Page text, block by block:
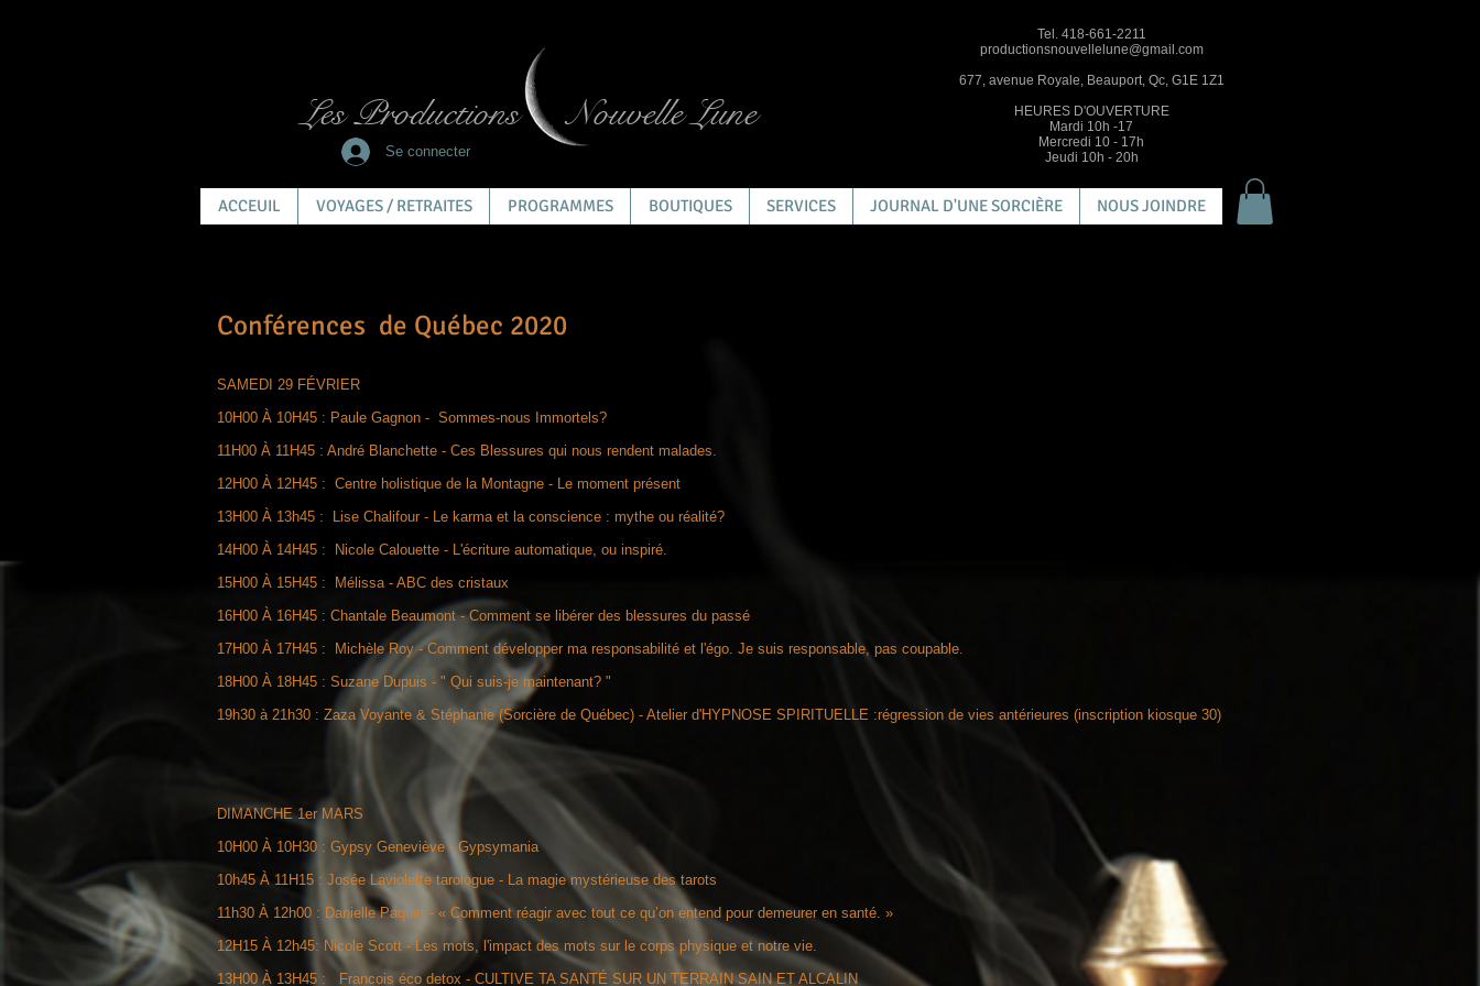
Les Productions Nouvelle Lune
Tel. 418-661-2211
productionsnouvellelune@gmail.com
677, avenue Royale, Beauport, Qc, G1E 1Z1
HEURES D'OUVERTURE
Mardi 10h -17
Mercredi 10 - 17h
Jeudi 10h - 20h
ACCEUIL VOYAGES / RETRAITES PROGRAMMES BOUTIQUES SERVICES JOURNAL D'UNE SORCIÈRE NOUS JOINDRE
Se connecter
Conférences de Québec 2020
SAMEDI 29 FÉVRIER
10H00 À 10H45 : Paule Gagnon - Sommes-nous Immortels?
11H00 À 11H45 : André Blanchette - Ces Blessures qui nous rendent malades.
12H00 À 12H45 : Centre holistique de la Montagne - Le moment présent
13H00 À 13h45 : Lise Chalifour - Le karma et la conscience : mythe ou réalité?
14H00 À 14H45 : Nicole Calouette - L'écriture automatique, ou inspiré.
15H00 À 15H45 : Mélissa - ABC des cristaux
16H00 À 16H45 : Chantale Beaumont - Comment se libérer des blessures du passé
17H00 À 17H45 : Michèle Roy - Comment développer ma responsabilité et l'égo. Je suis responsable, pas coupable.
18H00 À 18H45 : Suzane Dupuis - " Qui suis-je maintenant? "
19h30 à 21h30 : Zaza Voyante & Stéphanie (Sorcière de Québec) - Atelier d'HYPNOSE SPIRITUELLE :régression de vies antérieures (inscription kiosque 30)
DIMANCHE 1er MARS
10H00 À 10H30 : Gypsy Geneviève - Gypsymania
10h45 À 11H15 : Josée Laviolette tarologue - La magie mystérieuse des tarots
11h30 À 12h00 : Danielle Paquet - « Comment réagir avec tout ce qu’on entend pour demeurer en santé. »
12H15 À 12h45: Nicole Scott - Les mots, l'impact des mots sur le corps physique et notre vie.
13H00 À 13H45 : Francois éco detox - CULTIVE TA SANTÉ SUR UN TERRAIN SAIN ET ALCALIN